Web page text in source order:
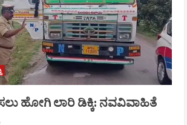
ಹೋಗಿ ಲಾರಿ ಡಿಕ್ಕಿ: ನವವಿವಾಹಿತೆ